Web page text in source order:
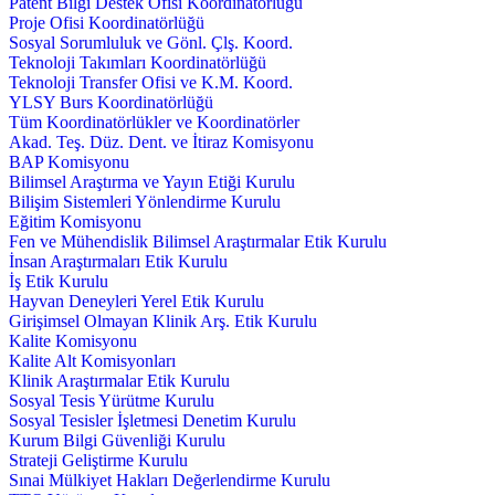
Proje Ofisi Koordinatörlüğü
Sosyal Sorumluluk ve Gönl. Çlş. Koord.
Teknoloji Takımları Koordinatörlüğü
Teknoloji Transfer Ofisi ve K.M. Koord.
YLSY Burs Koordinatörlüğü
Tüm Koordinatörlükler ve Koordinatörler
Akad. Teş. Düz. Dent. ve İtiraz Komisyonu
BAP Komisyonu
Bilimsel Araştırma ve Yayın Etiği Kurulu
Bilişim Sistemleri Yönlendirme Kurulu
Eğitim Komisyonu
Fen ve Mühendislik Bilimsel Araştırmalar Etik Kurulu
İnsan Araştırmaları Etik Kurulu
İş Etik Kurulu
Hayvan Deneyleri Yerel Etik Kurulu
Girişimsel Olmayan Klinik Arş. Etik Kurulu
Kalite Komisyonu
Kalite Alt Komisyonları
Klinik Araştırmalar Etik Kurulu
Sosyal Tesis Yürütme Kurulu
Sosyal Tesisler İşletmesi Denetim Kurulu
Kurum Bilgi Güvenliği Kurulu
Strateji Geliştirme Kurulu
Sınai Mülkiyet Hakları Değerlendirme Kurulu